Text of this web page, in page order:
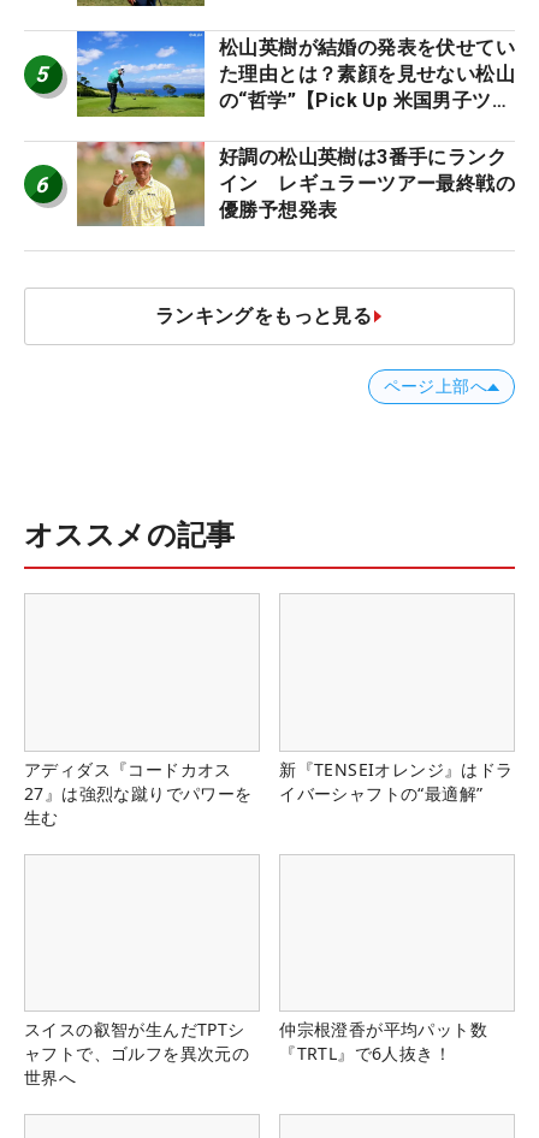
5
松山英樹が結婚の発表を伏せてい
た理由とは？素顔を見せない松山
の“哲学”【Pick Up 米国男子ツア
6
好調の松山英樹は3番手にランク
イン レギュラーツアー最終戦の
優勝予想発表
ランキングをもっと見る
ページ上部へ
オススメの記事
アディダス『コードカオス
27』は強烈な蹴りでパワーを
生む
新『TENSEIオレンジ』はドラ
イバーシャフトの“最適解”
スイスの叡智が生んだTPTシ
ャフトで、ゴルフを異次元の
世界へ
仲宗根澄香が平均パット数
『TRTL』で6人抜き！